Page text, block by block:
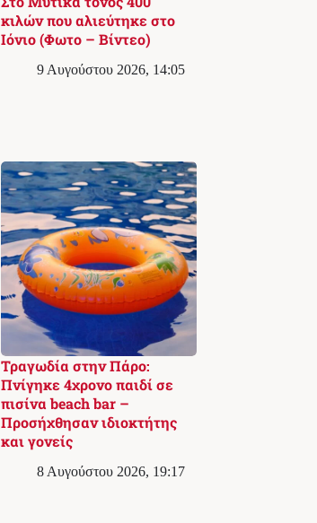
κιλών που αλιεύτηκε στο
Ιόνιο (Φωτο – Βίντεο)
9 Αυγούστου 2026, 14:05
Τραγωδία στην Πάρο:
Πνίγηκε 4χρονο παιδί σε
πισίνα beach bar –
Προσήχθησαν ιδιοκτήτης
και γονείς
8 Αυγούστου 2026, 19:17